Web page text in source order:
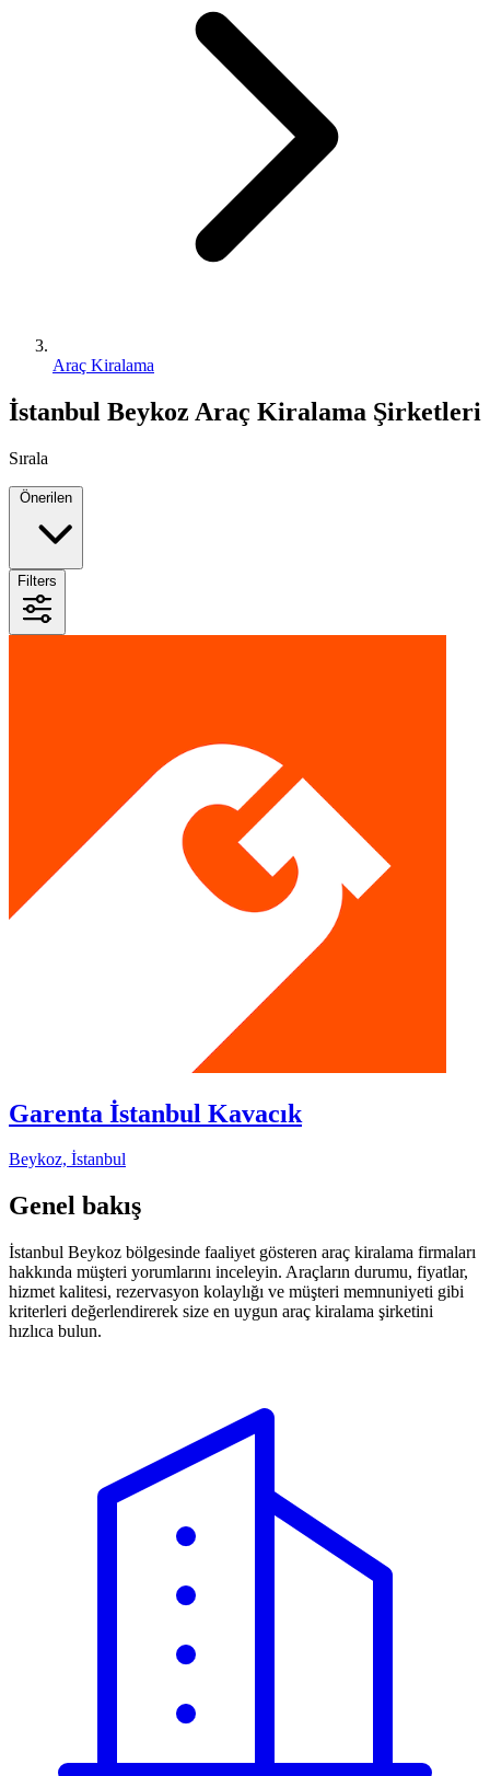
Araç Kiralama
İstanbul Beykoz Araç Kiralama Şirketleri
Sırala
Filters
Garenta İstanbul Kavacık
Beykoz, İstanbul
Genel bakış
İstanbul Beykoz bölgesinde faaliyet gösteren araç kiralama firmaları
hakkında müşteri yorumlarını inceleyin. Araçların durumu, fiyatlar,
hizmet kalitesi, rezervasyon kolaylığı ve müşteri memnuniyeti gibi
kriterleri değerlendirerek size en uygun araç kiralama şirketini
hızlıca bulun.